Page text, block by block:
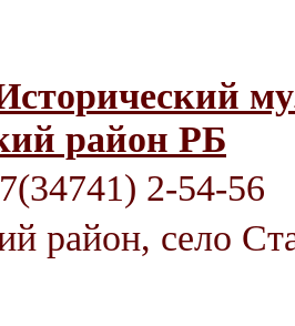
район РБ
2-54-56
район, село